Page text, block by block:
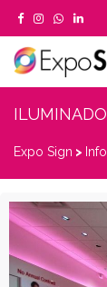
Expo Sign >